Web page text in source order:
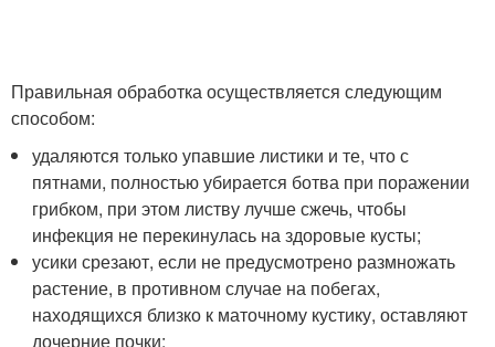
Правильная обработка осуществляется следующим
способом:
удаляются только упавшие листики и те, что с
пятнами, полностью убирается ботва при поражении
грибком, при этом листву лучше сжечь, чтобы
инфекция не перекинулась на здоровые кусты;
усики срезают, если не предусмотрено размножать
растение, в противном случае на побегах,
находящихся близко к маточному кустику, оставляют
дочерние почки;